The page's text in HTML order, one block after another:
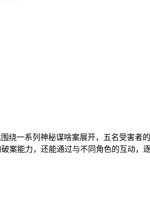
一系列神秘谋啥案展开，五名受害者
案能力，还能通过与不同角色的互动，